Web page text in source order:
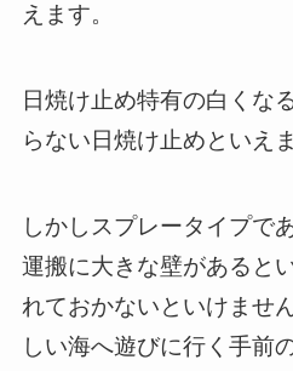
えます。
日焼け止め特有の白くな
らない日焼け止めといえま
しかしスプレータイプで
運搬に大きな壁があると
れておかないといけませ
しい海へ遊びに行く手前